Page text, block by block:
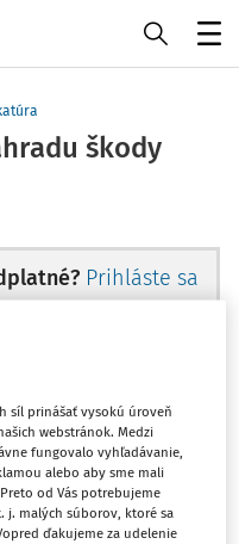
škody
Prihláste sa
len začiatok...
len pre
síl prinášať vysokú úroveň
webstránok. Medzi
fungovalo vyhľadávanie,
alebo aby sme mali
od Vás potrebujeme
j. malých súborov, ktoré sa
ďakujeme za udelenie